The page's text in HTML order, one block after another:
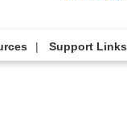
Support Links